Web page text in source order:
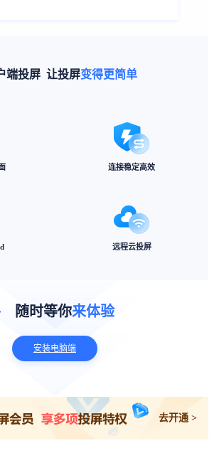
端投屏 让投屏变得更简单
连接稳定高效
远程云投屏
随时等你来体验
安装电脑端
去开通 >